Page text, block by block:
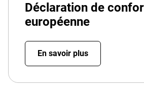
Déclaration de
européenne
En savoir plus